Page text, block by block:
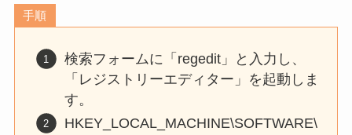
手順
検索フォームに「regedit」と入力し、
「レジストリーエディター」を起動しま
す。
HKEY_LOCAL_MACHINE\SOFTWARE\